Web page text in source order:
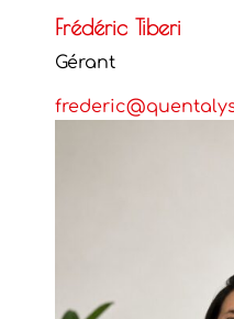
Frédéric Tiberi
Gérant